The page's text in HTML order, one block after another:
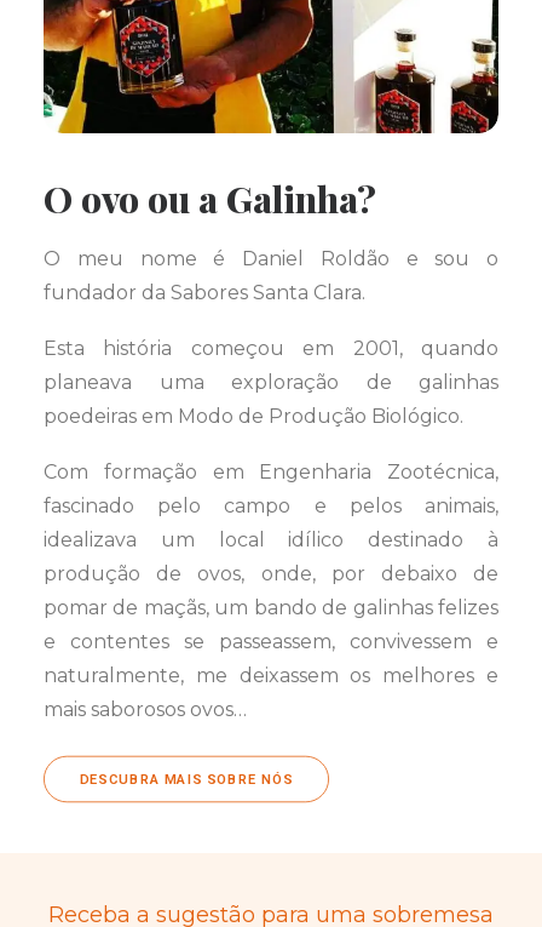
O ovo ou a Galinha?
O meu nome é Daniel Roldão e sou o
fundador da Sabores Santa Clara.
Esta história começou em 2001, quando
planeava uma exploração de galinhas
poedeiras em Modo de Produção Biológico.
Com formação em Engenharia Zootécnica,
fascinado pelo campo e pelos animais,
idealizava um local idílico destinado à
produção de ovos, onde, por debaixo de
pomar de maçãs, um bando de galinhas felizes
e contentes se passeassem, convivessem e
naturalmente, me deixassem os melhores e
mais saborosos ovos…
DESCUBRA MAIS SOBRE NÓS
Receba a sugestão para uma sobremesa